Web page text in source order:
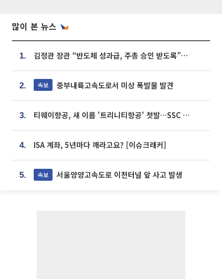
많이 본 뉴스
1. 김정관 장관 “반도체 성과급, 주총 승인 받도록”…상법·자본시장법 개정 시사
2. 속보 중부내륙고속도로서 미상 폭발물 발견
3. 티웨이항공, 새 이름 '트리니티항공' 첫발…SSC 전략 본격화
4. ISA 계좌, 5년마다 깨라고요? [이슈크래커]
5. 속보 서울양양고속도로 이천터널 앞 사고 발생